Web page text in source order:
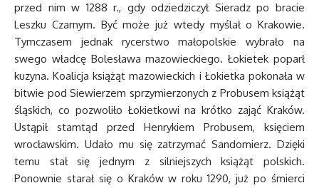
przed nim w 1288 r., gdy odziedziczył Sieradz po bracie
Leszku Czarnym. Być może już wtedy myślał o Krakowie.
Tymczasem jednak rycerstwo małopolskie wybrało na
swego władcę Bolesława mazowieckiego. Łokietek poparł
kuzyna. Koalicja książąt mazowieckich i Łokietka pokonała w
bitwie pod Siewierzem sprzymierzonych z Probusem książąt
śląskich, co pozwoliło Łokietkowi na krótko zająć Kraków.
Ustąpił stamtąd przed Henrykiem Probusem, księciem
wrocławskim. Udało mu się zatrzymać Sandomierz. Dzięki
temu stał się jednym z silniejszych książąt polskich.
Ponownie starał się o Kraków w roku 1290, już po śmierci